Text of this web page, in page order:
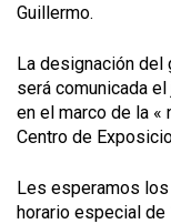
Guillermo.
La designación
será comunicada
en el marco de la «
Centro de
Les esperamos
horario especial de